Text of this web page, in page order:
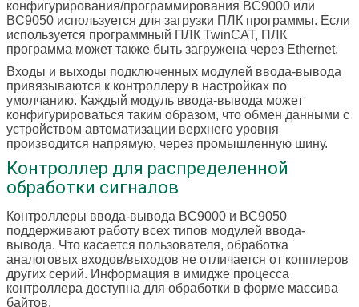
конфигурирования/программирования BC9000 или
BC9050 используется для загрузки ПЛК программы. Если
используется программный ПЛК TwinCAT, ПЛК
программа может также быть загружена через Ethernet.
Входы и выходы подключенных модулей ввода-вывода
привязываются к контроллеру в настройках по
умолчанию. Каждый модуль ввода-вывода может
конфигурироваться таким образом, что обмен данными с
устройством автоматизации верхнего уровня
производится напрямую, через промышленную шину.
Контроллер для распределенной
обработки сигналов
Контроллеры ввода-вывода BC9000 и BC9050
поддерживают работу всех типов модулей ввода-
вывода. Что касается пользователя, обработка
аналоговых входов/выходов не отличается от копплеров
других серий. Информация в имидже процесса
контроллера доступна для обработки в форме массива
байтов.